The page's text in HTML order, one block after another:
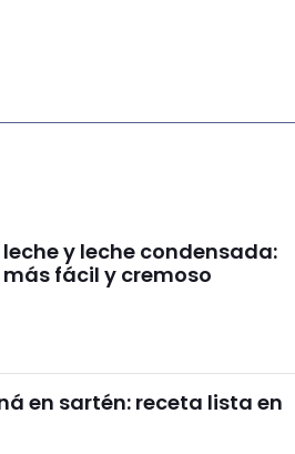
y leche condensada:
fácil y cremoso
en sartén: receta lista en